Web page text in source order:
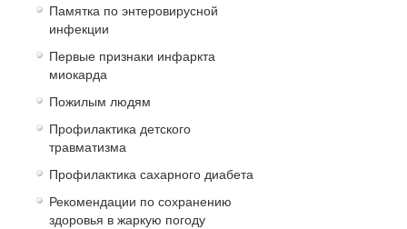
Памятка по энтеровирусной
инфекции
Первые признаки инфаркта
миокарда
Пожилым людям
Профилактика детского
травматизма
Профилактика сахарного диабета
Рекомендации по сохранению
здоровья в жаркую погоду